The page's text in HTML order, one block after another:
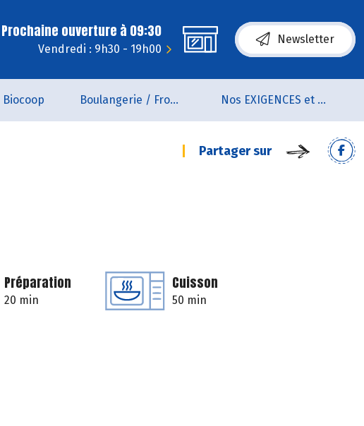
Prochaine ouverture à 09:30
Vendredi : 9h30 - 19h00
Newsletter
Biocoop Boulangerie / Fromagerie Nos EXIGENCES et nos VALEURS
Partager sur
Préparation
20 min
Cuisson
50 min